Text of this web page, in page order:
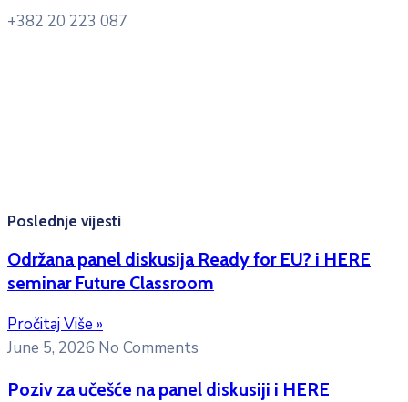
+382 20 223 087
Poslednje vijesti
Održana panel diskusija Ready for EU? i HERE
seminar Future Classroom
Pročitaj Više »
June 5, 2026 No Comments
Poziv za učešće na panel diskusiji i HERE